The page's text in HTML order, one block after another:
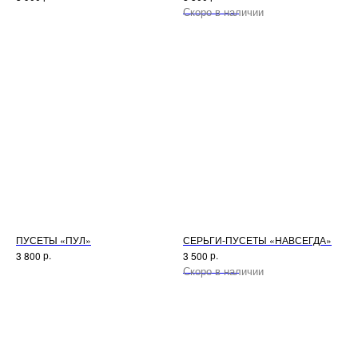
Нет в наличии
ПУСЕТЫ «ПУЛ»
3 800 р.
СЕРЬГИ-ПУСЕТЫ «НАВСЕГДА»
3 500 р.
Нет в наличии